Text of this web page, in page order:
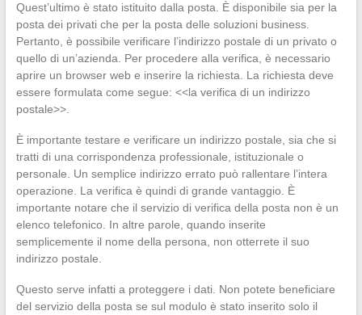
Quest’ultimo è stato istituito dalla posta. È disponibile sia per la
posta dei privati che per la posta delle soluzioni business.
Pertanto, è possibile verificare l’indirizzo postale di un privato o
quello di un’azienda. Per procedere alla verifica, è necessario
aprire un browser web e inserire la richiesta. La richiesta deve
essere formulata come segue: <<la verifica di un indirizzo
postale>>.
È importante testare e verificare un indirizzo postale, sia che si
tratti di una corrispondenza professionale, istituzionale o
personale. Un semplice indirizzo errato può rallentare l’intera
operazione. La verifica è quindi di grande vantaggio. È
importante notare che il servizio di verifica della posta non è un
elenco telefonico. In altre parole, quando inserite
semplicemente il nome della persona, non otterrete il suo
indirizzo postale.
Questo serve infatti a proteggere i dati. Non potete beneficiare
del servizio della posta se sul modulo è stato inserito solo il